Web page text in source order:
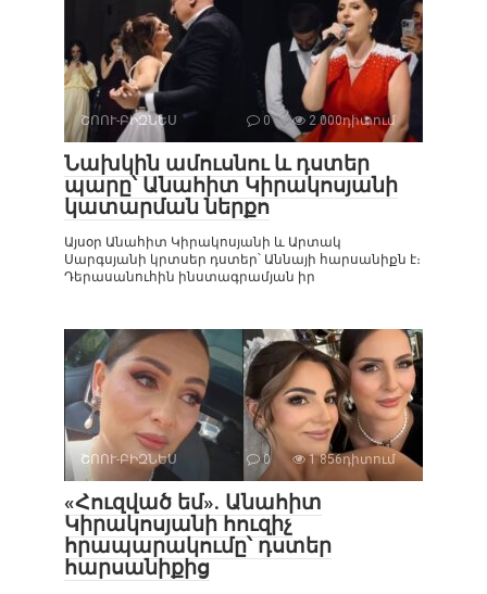
ՇՈՈՒ-ԲԻԶՆԵՍ 0 2 000դիտում
Նախկին ամուսնու և դստեր
պարը՝ Անահիտ Կիրակոսյանի
կատարման ներքո
Այսօր Անահիտ Կիրակոսյանի և Արտակ
Սարգսյանի կրտսեր դստեր՝ Աննայի հարսանիքն է։
Դերասանուհին ինստագրամյան իր
ՇՈՈՒ-ԲԻԶՆԵՍ 0 1 856դիտում
«Հուզված եմ». Անահիտ
Կիրակոսյանի հուզիչ
հրապարակումը՝ դստեր
հարսանիքից